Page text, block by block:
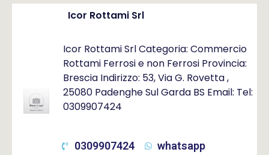
Icor Rottami Srl
Icor Rottami Srl Categoria: Commercio
Rottami Ferrosi e non Ferrosi Provincia:
Brescia Indirizzo: 53, Via G. Rovetta ,
25080 Padenghe Sul Garda BS Email: Tel:
0309907424
0309907424
whatsapp